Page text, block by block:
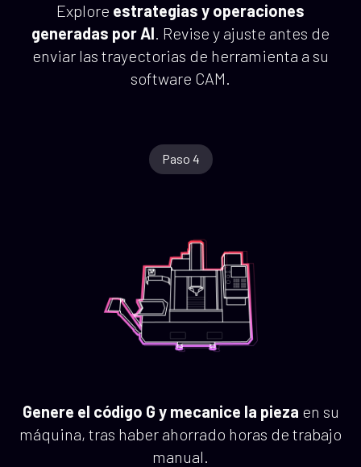
Explore estrategias y operaciones
generadas por AI. Revise y ajuste antes de
enviar las trayectorias de herramienta a su
software CAM.
Paso 4
Genere el código G y mecanice la pieza en su
máquina, tras haber ahorrado horas de trabajo
manual.